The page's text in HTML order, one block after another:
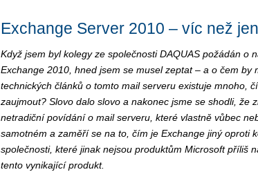
Exchange Server 2010 – víc než
Když jsem byl kolegy ze společnosti DAQUAS požádán o
Exchange 2010, hned jsem se musel zeptat – a o čem by
technických článků o tomto mail serveru existuje mnoho,
zaujmout? Slovo dalo slovo a nakonec jsme se shodli, že
netradiční povídání o mail serveru, které vlastně vůbec
samotném a zaměří se na to, čím je Exchange jiný oproti
společnosti, které jinak nejsou produktům Microsoft příliš
tento vynikající produkt.